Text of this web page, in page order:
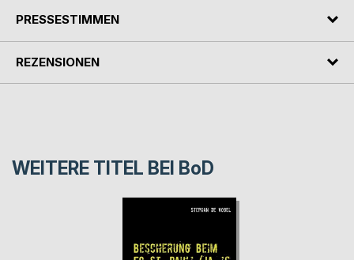
PRESSESTIMMEN
REZENSIONEN
WEITERE TITEL BEI BoD